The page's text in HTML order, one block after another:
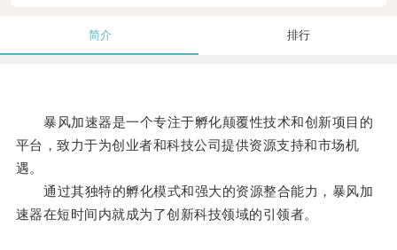
简介 排行
暴风加速器是一个专注于孵化颠覆性技术和创新项目的
平台，致力于为创业者和科技公司提供资源支持和市场机
遇。
通过其独特的孵化模式和强大的资源整合能力，暴风加
速器在短时间内就成为了创新科技领域的引领者。